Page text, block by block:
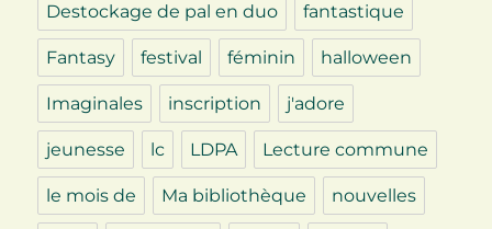
Destockage de pal en duo fantastique
Fantasy festival féminin halloween
Imaginales inscription j'adore
jeunesse lc LDPA Lecture commune
le mois de Ma bibliothèque nouvelles